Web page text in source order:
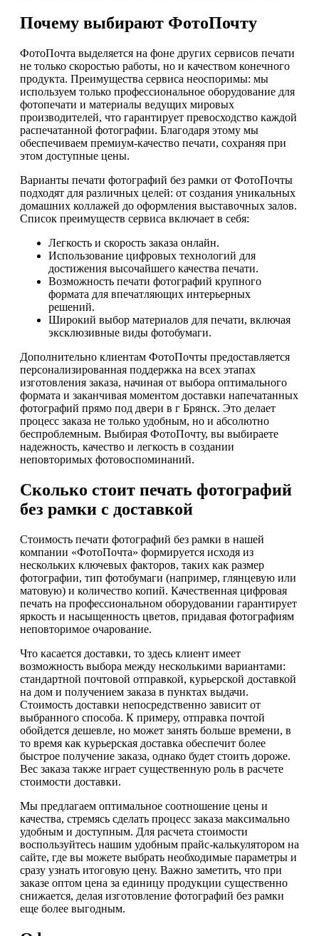
Почему выбирают ФотоПочту
ФотоПочта выделяется на фоне других сервисов печати
не только скоростью работы, но и качеством конечного
продукта. Преимущества сервиса неоспоримы: мы
используем только профессиональное оборудование для
фотопечати и материалы ведущих мировых
производителей, что гарантирует превосходство каждой
распечатанной фотографии. Благодаря этому мы
обеспечиваем премиум-качество печати, сохраняя при
этом доступные цены.
Варианты печати фотографий без рамки от ФотоПочты
подходят для различных целей: от создания уникальных
домашних коллажей до оформления выставочных залов.
Список преимуществ сервиса включает в себя:
Легкость и скорость заказа онлайн.
Использование цифровых технологий для
достижения высочайшего качества печати.
Возможность печати фотографий крупного
формата для впечатляющих интерьерных
решений.
Широкий выбор материалов для печати, включая
эксклюзивные виды фотобумаги.
Дополнительно клиентам ФотоПочты предоставляется
персонализированная поддержка на всех этапах
изготовления заказа, начиная от выбора оптимального
формата и заканчивая моментом доставки напечатанных
фотографий прямо под двери в г Брянск. Это делает
процесс заказа не только удобным, но и абсолютно
беспроблемным. Выбирая ФотоПочту, вы выбираете
надежность, качество и легкость в создании
неповторимых фотовоспоминаний.
Сколько стоит печать фотографий
без рамки с доставкой
Стоимость печати фотографий без рамки в нашей
компании «ФотоПочта» формируется исходя из
нескольких ключевых факторов, таких как размер
фотографии, тип фотобумаги (например, глянцевую или
матовую) и количество копий. Качественная цифровая
печать на профессиональном оборудовании гарантирует
яркость и насыщенность цветов, придавая фотографиям
неповторимое очарование.
Что касается доставки, то здесь клиент имеет
возможность выбора между несколькими вариантами:
стандартной почтовой отправкой, курьерской доставкой
на дом и получением заказа в пунктах выдачи.
Стоимость доставки непосредственно зависит от
выбранного способа. К примеру, отправка почтой
обойдется дешевле, но может занять больше времени, в
то время как курьерская доставка обеспечит более
быстрое получение заказа, однако будет стоить дороже.
Вес заказа также играет существенную роль в расчете
стоимости доставки.
Мы предлагаем оптимальное соотношение цены и
качества, стремясь сделать процесс заказа максимально
удобным и доступным. Для расчета стоимости
воспользуйтесь нашим удобным прайс-калькулятором на
сайте, где вы можете выбрать необходимые параметры и
сразу узнать итоговую цену. Важно заметить, что при
заказе оптом цена за единицу продукции существенно
снижается, делая изготовление фотографий без рамки
еще более выгодным.